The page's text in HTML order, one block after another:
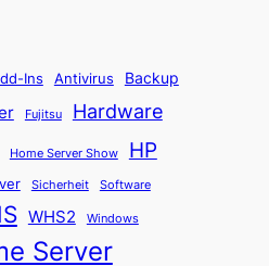
Ins Antivirus Backup
Fujitsu Hardware
Home Server Show HP
Sicherheit Software
WHS2 Windows
Server